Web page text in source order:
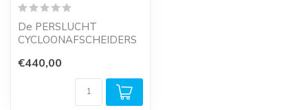
De PERSLUCHT
CYCLOONAFSCHEIDERS
minimale drukval en
€440,00